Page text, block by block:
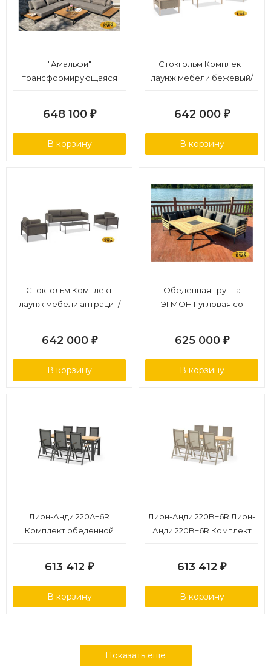
"Амальфи"
трансформирующаяся
648 100 ₽
В корзину
Стокгольм Комплект
лаунж мебели бежевый/
642 000 ₽
В корзину
Стокгольм Комплект
лаунж мебели антрацит/
642 000 ₽
В корзину
Обеденная группа
ЭГМОНТ угловая со
625 000 ₽
В корзину
Лион-Анди 220A+6R
Комплект обеденной
тик
613 412 ₽
В корзину
Лион-Анди 220B+6R Лион-
Анди 220B+6R Комплект
алюминий/тик
613 412 ₽
В корзину
Показать еще